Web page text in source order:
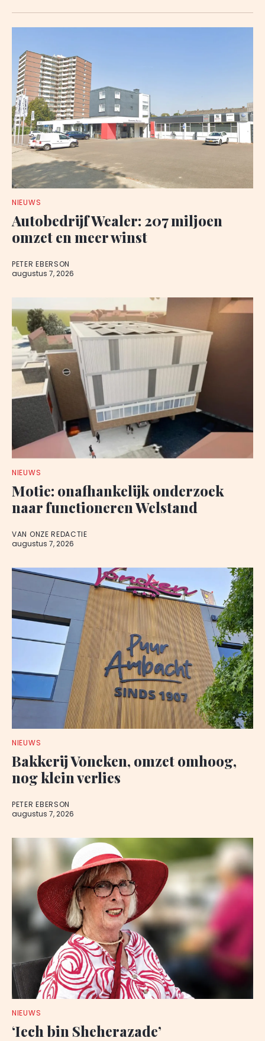
NIEUWS
Autobedrijf Wealer: 207 miljoen
omzet en meer winst
PETER EBERSON
augustus 7, 2026
NIEUWS
Motie: onafhankelijk onderzoek
naar functioneren Welstand
VAN ONZE REDACTIE
augustus 7, 2026
NIEUWS
Bakkerij Voncken, omzet omhoog,
nog klein verlies
PETER EBERSON
augustus 7, 2026
NIEUWS
‘Iech bin Sheherazade’